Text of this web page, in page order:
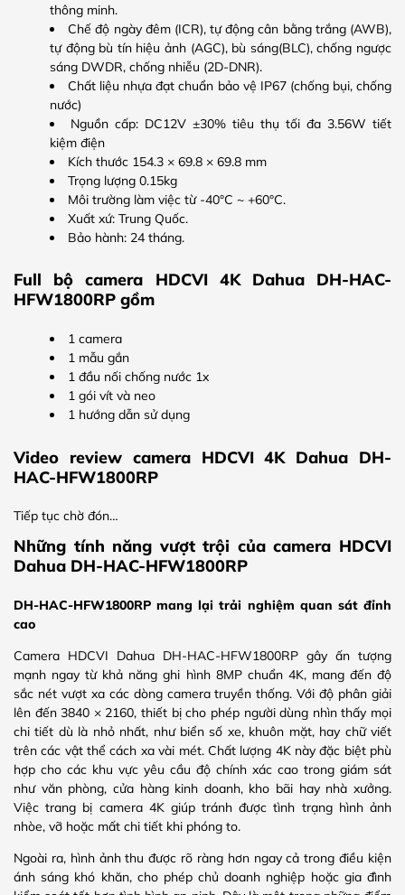
thông minh.
Chế độ ngày đêm (ICR), tự động cân bằng trắng (AWB),
tự động bù tín hiệu ảnh (AGC), bù sáng(BLC), chống ngược
sáng DWDR, chống nhiễu (2D-DNR).
Chất liệu nhựa đạt chuẩn bảo vệ IP67 (chống bụi, chống
nước)
Nguồn cấp: DC12V ±30% tiêu thụ tối đa 3.56W tiết
kiệm điện
Kích thước 154.3 × 69.8 × 69.8 mm
Trọng lượng 0.15kg
Môi trường làm việc từ -40°C ~ +60°C.
Xuất xứ: Trung Quốc.
Bảo hành: 24 tháng.
Full bộ camera HDCVI 4K Dahua DH-HAC-
HFW1800RP gồm
1 camera
1 mẫu gắn
1 đầu nối chống nước 1x
1 gói vít và neo
1 hướng dẫn sử dụng
Video review camera HDCVI 4K Dahua DH-
HAC-HFW1800RP
Tiếp tục chờ đón…
Những tính năng vượt trội của camera HDCVI
Dahua DH-HAC-HFW1800RP
DH-HAC-HFW1800RP mang lại trải nghiệm quan sát đỉnh
cao
Camera HDCVI Dahua DH-HAC-HFW1800RP gây ấn tượng
mạnh ngay từ khả năng ghi hình 8MP chuẩn 4K, mang đến độ
sắc nét vượt xa các dòng camera truyền thống. Với độ phân giải
lên đến 3840 × 2160, thiết bị cho phép người dùng nhìn thấy mọi
chi tiết dù là nhỏ nhất, như biển số xe, khuôn mặt, hay chữ viết
trên các vật thể cách xa vài mét. Chất lượng 4K này đặc biệt phù
hợp cho các khu vực yêu cầu độ chính xác cao trong giám sát
như văn phòng, cửa hàng kinh doanh, kho bãi hay nhà xưởng.
Việc trang bị camera 4K giúp tránh được tình trạng hình ảnh
nhòe, vỡ hoặc mất chi tiết khi phóng to.
Ngoài ra, hình ảnh thu được rõ ràng hơn ngay cả trong điều kiện
ánh sáng khó khăn, cho phép chủ doanh nghiệp hoặc gia đình